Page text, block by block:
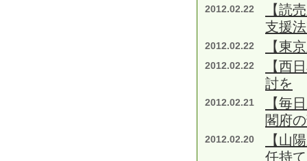
2012.02.22
【読
支援
2012.02.22 【東
2012.02.22
【西
討を
2012.02.21
【毎
閣府
2012.02.20
【山
任持て